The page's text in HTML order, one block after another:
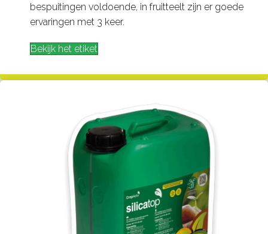
bespuitingen voldoende, in fruitteelt zijn er goede
ervaringen met 3 keer.
Bekijk het etiket